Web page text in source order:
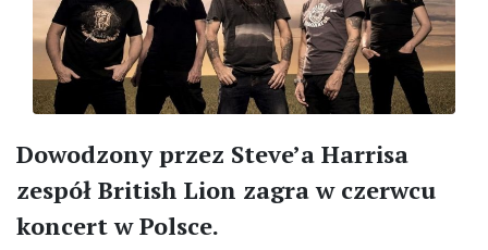
Dowodzony przez Steve’a Harrisa
zespół British Lion zagra w czerwcu
koncert w Polsce.